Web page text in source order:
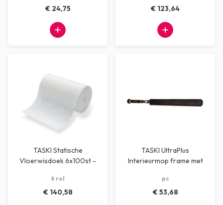
€ 24,75 € 123,64
TASKI Statische
Vloerwisdoek 6x100st -
6 rol
€ 140,58
TASKI UltraPlus
Interieurmop frame met
pc
€ 53,68